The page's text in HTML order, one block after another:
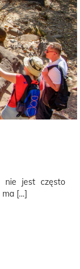
nie jest często
ma […]